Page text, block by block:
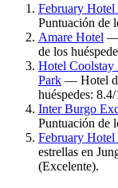
February Hotel
Puntuación de
Amare Hotel —
de los
Hotel Coolstay
Park — Hotel
huéspedes:
Inter Burgo
Puntuación de
February Hotel
estrellas en
(Excelente).